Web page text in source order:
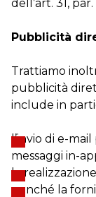
dell’art. 31, par.
Pubblicità
Trattiamo
pubblicità
include in
l’invio di e-
messaggi in-
la
nonché la